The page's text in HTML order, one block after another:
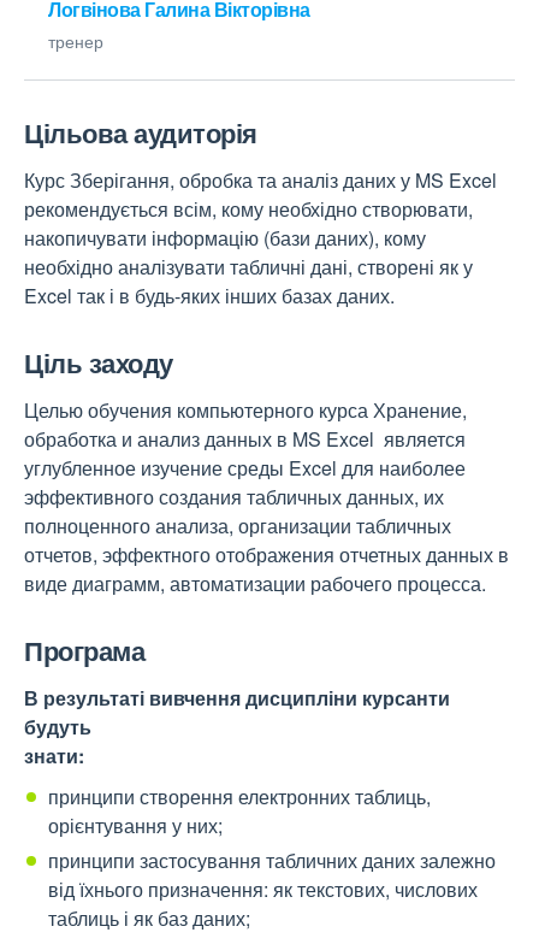
Логвінова Галина Вікторівна
тренер
Цільова аудиторія
Курс Зберігання, обробка та аналіз даних у MS Excel
рекомендується всім, кому необхідно створювати,
накопичувати інформацію (бази даних), кому
необхідно аналізувати табличні дані, створені як у
Excel так і в будь-яких інших базах даних.
Ціль заходу
Целью обучения компьютерного курса Хранение,
обработка и анализ данных в MS Excel является
углубленное изучение среды Excel для наиболее
эффективного создания табличных данных, их
полноценного анализа, организации табличных
отчетов, эффектного отображения отчетных данных в
виде диаграмм, автоматизации рабочего процесса.
Програма
В результаті вивчення дисципліни курсанти
будуть
знати:
принципи створення електронних таблиць,
орієнтування у них;
принципи застосування табличних даних залежно
від їхнього призначення: як текстових, числових
таблиць і як баз даних;